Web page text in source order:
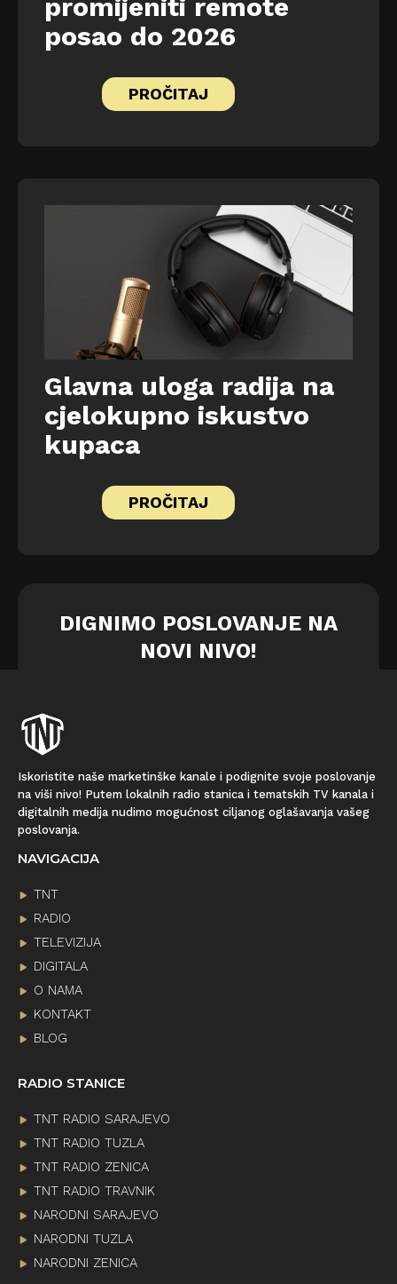
promijeniti remote
posao do 2026
PROČITAJ
Glavna uloga radija na
cjelokupno iskustvo
kupaca
PROČITAJ
DIGNIMO POSLOVANJE NA
NOVI NIVO!
Iskoristite naše marketinške kanale i podignite svoje poslovanje
na viši nivo! Putem lokalnih radio stanica i tematskih TV kanala i
digitalnih medija nudimo mogućnost ciljanog oglašavanja vašeg
poslovanja.
NAVIGACIJA
TNT
RADIO
TELEVIZIJA
DIGITALA
O NAMA
KONTAKT
BLOG
RADIO STANICE
TNT RADIO SARAJEVO
TNT RADIO TUZLA
TNT RADIO ZENICA
TNT RADIO TRAVNIK
NARODNI SARAJEVO
NARODNI TUZLA
NARODNI ZENICA